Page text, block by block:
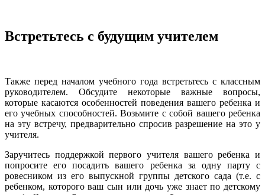
Встретьтесь с будущим учителем
Также перед началом учебного года встретьтесь с классным
руководителем. Обсудите некоторые важные вопросы,
которые касаются особенностей поведения вашего ребенка и
его учебных способностей. Возьмите с собой вашего ребенка
на эту встречу, предварительно спросив разрешение на это у
учителя.
Заручитесь поддержкой первого учителя вашего ребенка и
попросите его посадить вашего ребенка за одну парту с
ровесником из его выпускной группы детского сада (т.е. с
ребенком, которого ваш сын или дочь уже знает по детскому